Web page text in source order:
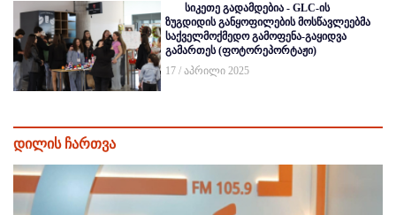
სიკეთე გადამდებია - GLC-ის
ზუგდიდის განყოფილების მოსწავლეებმა
საქველმოქმედო გამოფენა-გაყიდვა
გამართეს (ფოტორეპორტაჟი)
17 / აპრილი 2025
დილის ჩართვა